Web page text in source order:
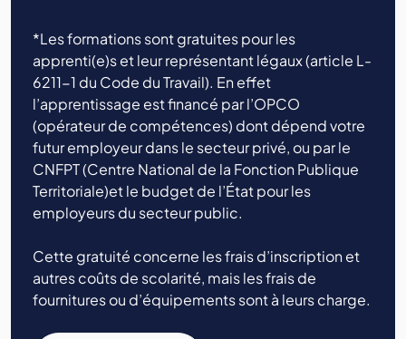
*Les formations sont gratuites pour les
apprenti(e)s et leur représentant légaux (article L-
6211-1 du Code du Travail). En effet
l’apprentissage est financé par l’OPCO
(opérateur de compétences) dont dépend votre
futur employeur dans le secteur privé, ou par le
CNFPT (Centre National de la Fonction Publique
Territoriale)et le budget de l’État pour les
employeurs du secteur public.
Cette gratuité concerne les frais d’inscription et
autres coûts de scolarité, mais les frais de
fournitures ou d’équipements sont à leurs charge.